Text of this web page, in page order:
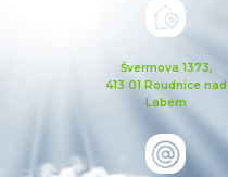
Švermova 1373,
413 01 Roudnice nad
Labem